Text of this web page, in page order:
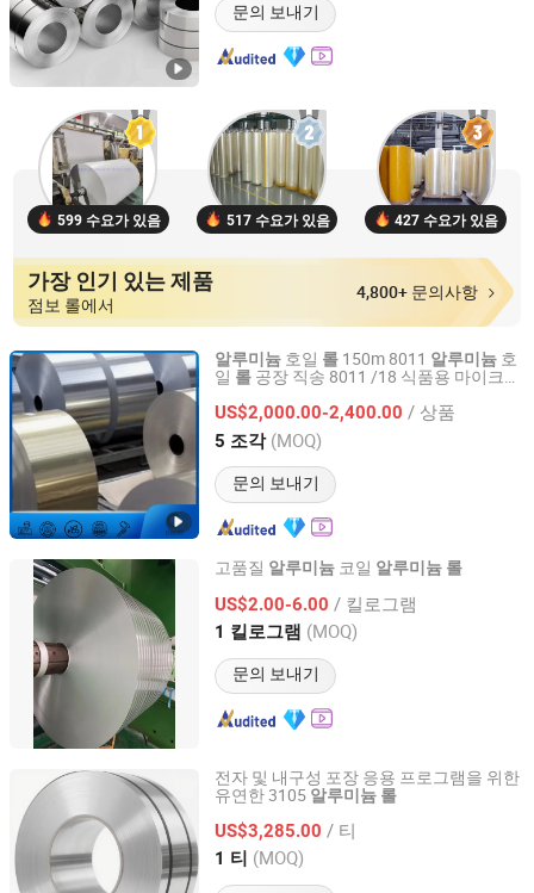
문의 보내기
599 수요가 있음 517 수요가 있음 427 수요가 있음
가장 인기 있는 제품
점보 롤에서
4,800+ 문의사항
알루미늄 호일 롤 150m 8011 알루미늄 호
일 롤 공장 직송 8011 /18 식품용 마이크론
US$2,000.00-2,400.00 / 상품
5 조각 (MOQ)
문의 보내기
Xi'an Dongmeng Group Co., Ltd
Shaanxi, China 이후 2023
고품질 알루미늄 코일 알루미늄 롤
US$2.00-6.00 / 킬로그램
1 킬로그램 (MOQ)
문의 보내기
NANJING MAJESTIC AUTO PARTS CO., LTD.
Jiangsu, China 이후 2019
전자 및 내구성 포장 응용 프로그램을 위한
유연한 3105 알루미늄 롤
US$3,285.00 / 티
1 티 (MOQ)
Sinoleopard Steel Group Import & Export Co., Ltd
Shanghai, China 이후 2025